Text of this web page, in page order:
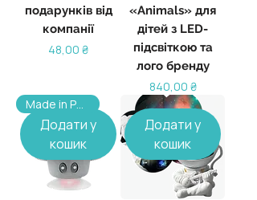
подарунків від
компанії
Ціна
48,00 ₴
«Animals» для
дітей з LED-
підсвіткою та
лого бренду
Ціна
840,00 ₴
Додати у
кошик
Made in Poland, від 100 шт
Додати у
кошик